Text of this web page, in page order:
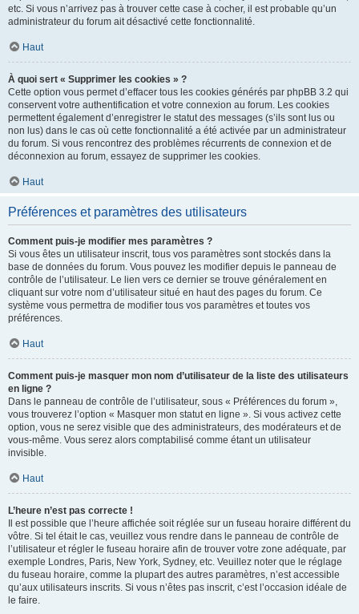
etc. Si vous n’arrivez pas à trouver cette case à cocher, il est probable qu’un
administrateur du forum ait désactivé cette fonctionnalité.
Haut
À quoi sert « Supprimer les cookies » ?
Cette option vous permet d’effacer tous les cookies générés par phpBB 3.2 qui
conservent votre authentification et votre connexion au forum. Les cookies
permettent également d’enregistrer le statut des messages (s’ils sont lus ou
non lus) dans le cas où cette fonctionnalité a été activée par un administrateur
du forum. Si vous rencontrez des problèmes récurrents de connexion et de
déconnexion au forum, essayez de supprimer les cookies.
Haut
Préférences et paramètres des utilisateurs
Comment puis-je modifier mes paramètres ?
Si vous êtes un utilisateur inscrit, tous vos paramètres sont stockés dans la
base de données du forum. Vous pouvez les modifier depuis le panneau de
contrôle de l’utilisateur. Le lien vers ce dernier se trouve généralement en
cliquant sur votre nom d’utilisateur situé en haut des pages du forum. Ce
système vous permettra de modifier tous vos paramètres et toutes vos
préférences.
Haut
Comment puis-je masquer mon nom d’utilisateur de la liste des utilisateurs
en ligne ?
Dans le panneau de contrôle de l’utilisateur, sous « Préférences du forum »,
vous trouverez l’option « Masquer mon statut en ligne ». Si vous activez cette
option, vous ne serez visible que des administrateurs, des modérateurs et de
vous-même. Vous serez alors comptabilisé comme étant un utilisateur
invisible.
Haut
L’heure n’est pas correcte !
Il est possible que l’heure affichée soit réglée sur un fuseau horaire différent du
vôtre. Si tel était le cas, veuillez vous rendre dans le panneau de contrôle de
l’utilisateur et régler le fuseau horaire afin de trouver votre zone adéquate, par
exemple Londres, Paris, New York, Sydney, etc. Veuillez noter que le réglage
du fuseau horaire, comme la plupart des autres paramètres, n’est accessible
qu’aux utilisateurs inscrits. Si vous n’êtes pas inscrit, c’est l’occasion idéale de
le faire.